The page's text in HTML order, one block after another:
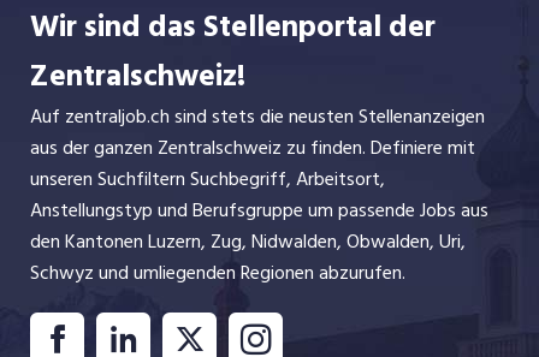
Wir sind das Stellenportal der
Zentralschweiz!
Auf zentraljob.ch sind stets die neusten Stellenanzeigen
aus der ganzen Zentralschweiz zu finden. Definiere mit
unseren Suchfiltern Suchbegriff, Arbeitsort,
Anstellungstyp und Berufsgruppe um passende Jobs aus
den Kantonen Luzern, Zug, Nidwalden, Obwalden, Uri,
Schwyz und umliegenden Regionen abzurufen.